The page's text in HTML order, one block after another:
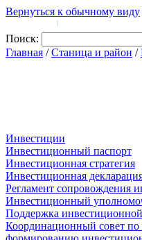
Вернуться к обычному виду
|
Поиск:
Главная /Станица и район /
Инвестиции
Инвестиционный паспорт
Инвестиционная стратегия
Инвестиционная
Регламент сопровождения
Инвестиционный
Поддержка инвестиционной
Координационный совет по